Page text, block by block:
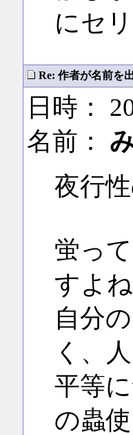
にセ
Re: 作者が名前を
日時：
名前：
夜行
蛍っ
すよね
自分
く、
平等
の蟲